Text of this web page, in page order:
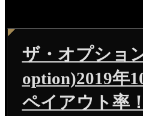
ザ・オプショ
option)2019年
ペイアウト率